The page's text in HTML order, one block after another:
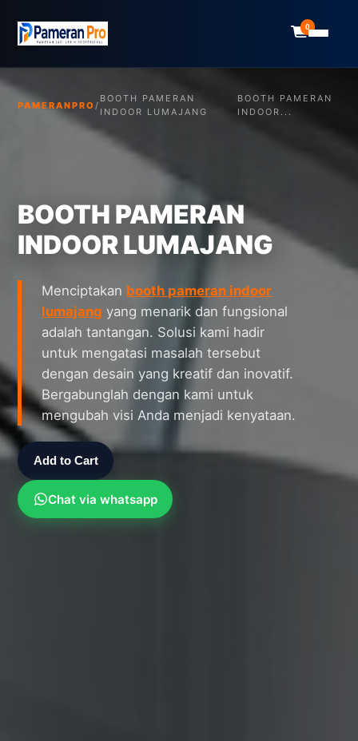
0
PAMERANPRO /
BOOTH PAMERAN
INDOOR LUMAJANG
BOOTH PAMERAN
INDOOR...
BOOTH PAMERAN
INDOOR LUMAJANG
Menciptakan booth pameran indoor
lumajang yang menarik dan fungsional
adalah tantangan. Solusi kami hadir
untuk mengatasi masalah tersebut
dengan desain yang kreatif dan inovatif.
Bergabunglah dengan kami untuk
mengubah visi Anda menjadi kenyataan.
Add to Cart
Chat via whatsapp